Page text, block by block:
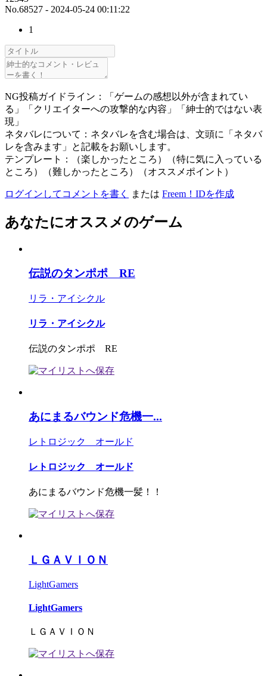
No.68527 - 2024-05-24 00:11:22
1
NG投稿ガイドライン：「ゲームの感想以外が含まれてい
る」「クリエイターへの攻撃的な内容」「紳士的ではない表
現」
ネタバレについて：ネタバレを含む場合は、文頭に「ネタバ
レを含みます」と記載をお願いします。
テンプレート：（楽しかったところ）（特に気に入っている
ところ）（難しかったところ）（オススメポイント）
ログインしてコメントを書く または Freem！IDを作成
あなたにオススメのゲーム
伝説のタンポポ RE
リラ・アイシクル
リラ・アイシクル
伝説のタンポポ RE
あにまるバウンド危機一...
レトロジック オールド
レトロジック オールド
あにまるバウンド危機一髪！！
ＬＧＡＶＩＯＮ
LightGamers
LightGamers
ＬＧＡＶＩＯＮ